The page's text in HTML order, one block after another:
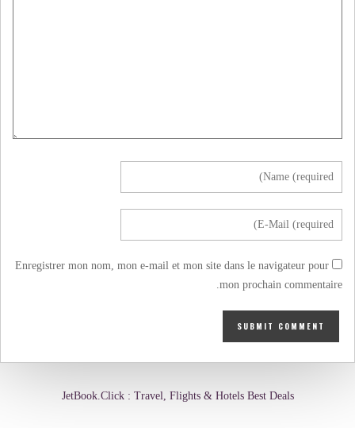
Enregistrer mon nom, mon e-mail et mon site dans le navigateur pour
mon prochain commentaire.
JetBook.Click : Travel, Flights & Hotels Best Deals